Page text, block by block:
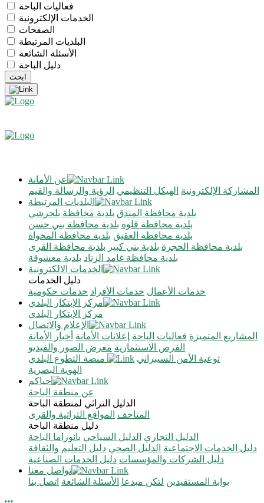
فعاليات الباحة
الخدمات الإلكترونية
الصفحات
البلديات المرتبطة
الأسئلة الشائعة
دليل الباحة
عن الأمانة
الرؤية والرسالة والقيم الهيكل التنظيمي المشاركة الإلكترونية
البلديات المرتبطة
بلدية محافظة بلجرشي بلدية محافظة المندق
بلدية محافظة بني حسن بلدية محافظة قلوة
بلدية محافظة المخواة بلدية محافظة العقيق
بلدية محافظة القرى بلدية بني كبير بلدية محافظة الحجرة
بلدية معشوقة بلدية محافظة غامد الزناد
الخدمات الالكترونية
دليل الخدمات
خدمات حكومية خدمات الأفراد خدمات الأعمال
مركز الإبتكار البلدي
مركز الإبتكار البلدي
الإعلام والاتصال
أخبار الأمانة إعلانات الأمانة فعاليات الباحة المشاريع المتميزة
معرض الصور والفيديو الفرص الاستثمارية
منصة التطوع البلدي
توعية الأمن السيبراني
الهوية البصرية
حياكم
عن منطقة الباحة
الدليل التراثي لمنطقة الباحة
المواقع التراثية والقرى المتاحف
دليل منطقة الباحة
بانوراما الباحة الدليل السياحي الدليل التجاري
دليل التعليم والثقافة الدليل الصحي دليل الخدمات الاجتماعية
دليل الخدمات الصناعية دليل الشركات والمؤسسات
تواصل معنا
اتصل بنا الأسئلة الشائعة لتكن مبدعا بوابة المستفيدين